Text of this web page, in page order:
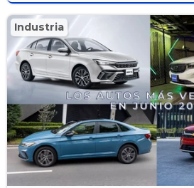
Industria